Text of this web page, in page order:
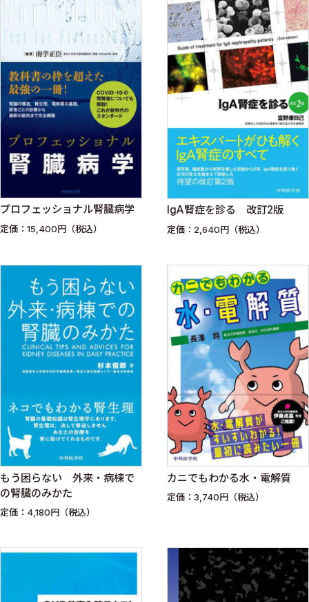
プロフェッショナル腎臓病学
定価：15,400円（税込）
IgA腎症を診る 改訂2版
定価：2,640円（税込）
もう困らない 外来・病棟で
の腎臓のみかた
定価：4,180円（税込）
カニでもわかる水・電解質
定価：3,740円（税込）